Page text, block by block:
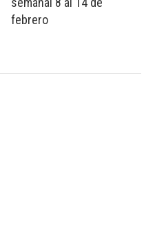
febrero